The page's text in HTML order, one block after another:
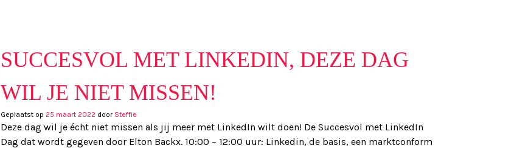
SUCCESVOL MET LINKEDIN, DEZE DAG
WIL JE NIET MISSEN!
Geplaatst op 25 maart 2022 door Steffie
Deze dag wil je écht niet missen als jij meer met LinkedIn wilt doen! De Succesvol met LinkedIn
Dag dat wordt gegeven door Elton Backx. 10:00 – 12:00 uur: Linkedin, de basis, een marktconform